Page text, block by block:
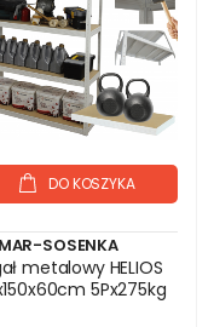
DO KOSZYKA
SOSENKA
metalowy HELIOS
5Px275kg